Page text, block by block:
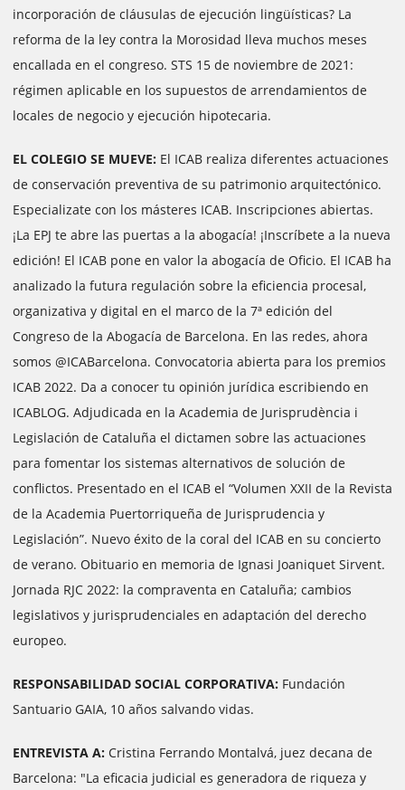
incorporación de cláusulas de ejecución lingüísticas? La
reforma de la ley contra la Morosidad lleva muchos meses
encallada en el congreso. STS 15 de noviembre de 2021:
régimen aplicable en los supuestos de arrendamientos de
locales de negocio y ejecución hipotecaria.
EL COLEGIO SE MUEVE: El ICAB realiza diferentes actuaciones
de conservación preventiva de su patrimonio arquitectónico.
Especializate con los másteres ICAB. Inscripciones abiertas.
¡La EPJ te abre las puertas a la abogacía! ¡Inscríbete a la nueva
edición! El ICAB pone en valor la abogacía de Oficio. El ICAB ha
analizado la futura regulación sobre la eficiencia procesal,
organizativa y digital en el marco de la 7ª edición del
Congreso de la Abogacía de Barcelona. En las redes, ahora
somos @ICABarcelona. Convocatoria abierta para los premios
ICAB 2022. Da a conocer tu opinión jurídica escribiendo en
ICABLOG. Adjudicada en la Academia de Jurisprudència i
Legislación de Cataluña el dictamen sobre las actuaciones
para fomentar los sistemas alternativos de solución de
conflictos. Presentado en el ICAB el “Volumen XXII de la Revista
de la Academia Puertorriqueña de Jurisprudencia y
Legislación”. Nuevo éxito de la coral del ICAB en su concierto
de verano. Obituario en memoria de Ignasi Joaniquet Sirvent.
Jornada RJC 2022: la compraventa en Cataluña; cambios
legislativos y jurisprudenciales en adaptación del derecho
europeo.
RESPONSABILIDAD SOCIAL CORPORATIVA: Fundación
Santuario GAIA, 10 años salvando vidas.
ENTREVISTA A: Cristina Ferrando Montalvá, juez decana de
Barcelona: "La eficacia judicial es generadora de riqueza y